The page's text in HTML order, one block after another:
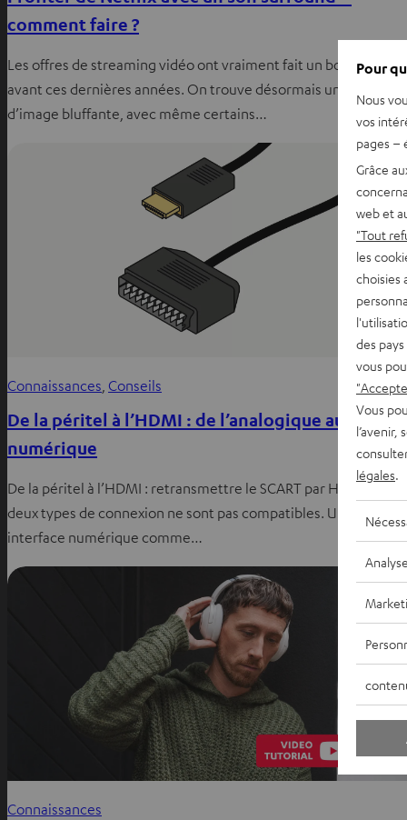
comment faire ?
Les offres de streaming vidéo ont vraiment fait un bond en
avant ces dernières années. On trouve désormais une qualité
d’image bluffante, avec même certains…
Connaissances, Conseils
De la péritel à l’HDMI : de l’analogique au
numérique
De la péritel à l’HDMI : retransmettre le SCART par HMDI ? Ces
deux types de connexion ne sont pas compatibles. Une
interface numérique comme…
Connaissances
Pour
Nous
vos
pages –
Grâce
web et
"Tout
les
choisies
des
vous
Vous
l’avenir,
légales.
Analyse